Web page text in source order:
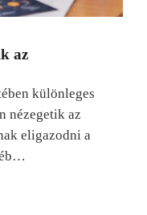
az
különleges
nézegetik az
eligazodni a